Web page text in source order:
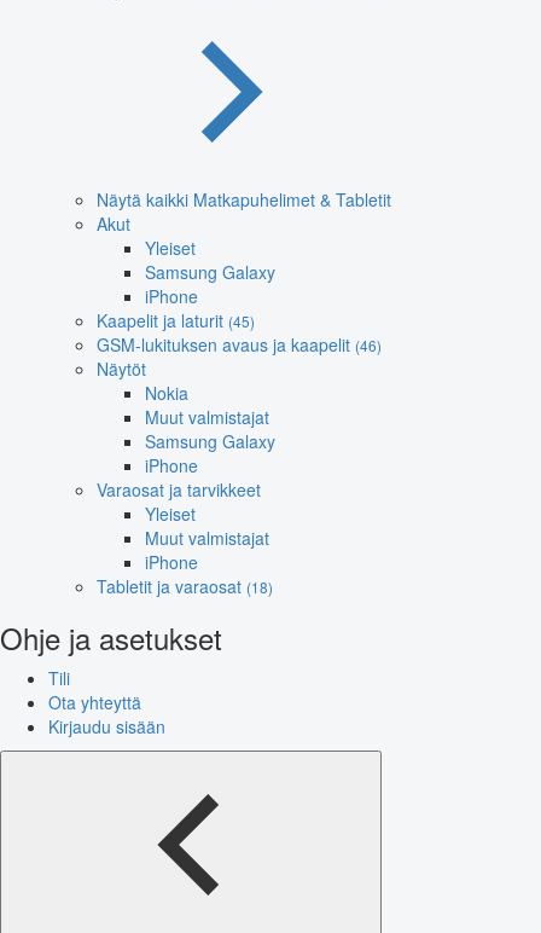
Näytä kaikki Matkapuhelimet & Tabletit
Akut
Yleiset
Samsung Galaxy
iPhone
Kaapelit ja laturit (45)
GSM-lukituksen avaus ja kaapelit (46)
Näytöt
Nokia
Muut valmistajat
Samsung Galaxy
iPhone
Varaosat ja tarvikkeet
Yleiset
Muut valmistajat
iPhone
Tabletit ja varaosat (18)
Ohje ja asetukset
Tili
Ota yhteyttä
Kirjaudu sisään